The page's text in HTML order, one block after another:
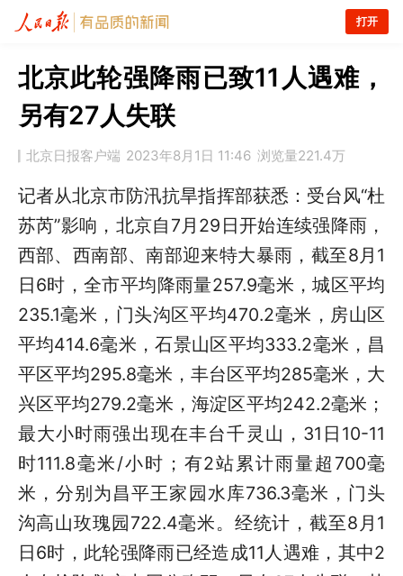
打开
北京此轮强降雨已致11人遇难，
另有27人失联
北京日报客户端 2023年8月1日 11:46 浏览量221.4万
记者从北京市防汛抗旱指挥部获悉：受台风“杜
苏芮”影响，北京自7月29日开始连续强降雨，
西部、西南部、南部迎来特大暴雨，截至8月1
日6时，全市平均降雨量257.9毫米，城区平均
235.1毫米，门头沟区平均470.2毫米，房山区
平均414.6毫米，石景山区平均333.2毫米，昌
平区平均295.8毫米，丰台区平均285毫米，大
兴区平均279.2毫米，海淀区平均242.2毫米；
最大小时雨强出现在丰台千灵山，31日10-11
时111.8毫米/小时；有2站累计雨量超700毫
米，分别为昌平王家园水库736.3毫米，门头
沟高山玫瑰园722.4毫米。经统计，截至8月1
日6时，此轮强降雨已经造成11人遇难，其中2